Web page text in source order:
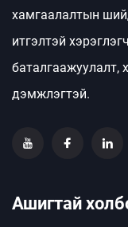
хамгаалалтын
итгэлтэй
дэмжлэгтэй.
Ашигтай